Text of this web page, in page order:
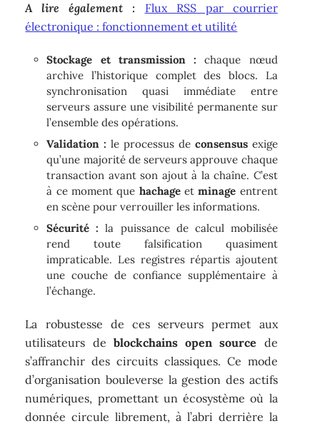
A lire également :
Flux RSS par courrier
électronique : fonctionnement et utilité
Stockage et transmission : chaque nœud
archive l’historique complet des blocs. La
synchronisation quasi immédiate entre
serveurs assure une visibilité permanente sur
l’ensemble des opérations.
Validation : le processus de consensusexige
qu’une majorité de serveurs approuve chaque
transaction avant son ajout à la chaîne. C’est
à ce moment que hachageetminage entrent
en scène pour verrouiller les informations.
Sécurité : la puissance de calcul mobilisée
rend toute falsification quasiment
impraticable. Les registres répartis ajoutent
une couche de confiance supplémentaire à
l’échange.
La robustesse de ces serveurs permet aux
utilisateurs de blockchains open source de
s’affranchir des circuits classiques. Ce mode
d’organisation bouleverse la gestion des actifs
numériques, promettant un écosystème où la
donnée circule librement, à l’abri derrière la